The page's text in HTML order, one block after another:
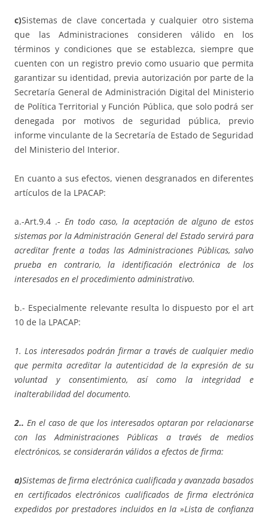
c)Sistemas de clave concertada y cualquier otro sistema
que las Administraciones consideren válido en los
términos y condiciones que se establezca, siempre que
cuenten con un registro previo como usuario que permita
garantizar su identidad, previa autorización por parte de la
Secretaría General de Administración Digital del Ministerio
de Política Territorial y Función Pública, que solo podrá ser
denegada por motivos de seguridad pública, previo
informe vinculante de la Secretaría de Estado de Seguridad
del Ministerio del Interior.
En cuanto a sus efectos, vienen desgranados en diferentes
artículos de la LPACAP:
a.-Art.9.4 .- En todo caso, la aceptación de alguno de estos
sistemas por la Administración General del Estado servirá para
acreditar frente a todas las Administraciones Públicas, salvo
prueba en contrario, la identificación electrónica de los
interesados en el procedimiento administrativo.
b.- Especialmente relevante resulta lo dispuesto por el art
10 de la LPACAP:
1. Los interesados podrán firmar a través de cualquier medio
que permita acreditar la autenticidad de la expresión de su
voluntad y consentimiento, así como la integridad e
inalterabilidad del documento.
2.. En el caso de que los interesados optaran por relacionarse
con las Administraciones Públicas a través de medios
electrónicos, se considerarán válidos a efectos de firma:
a)Sistemas de firma electrónica cualificada y avanzada basados
en certificados electrónicos cualificados de firma electrónica
expedidos por prestadores incluidos en la »Lista de confianza